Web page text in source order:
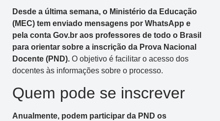
Desde a última semana, o Ministério da Educação
(MEC) tem enviado mensagens por WhatsApp e
pela conta Gov.br aos professores de todo o Brasil
para orientar sobre a inscrição da Prova Nacional
Docente (PND). O objetivo é facilitar o acesso dos
docentes às informações sobre o processo.
Quem pode se inscrever
Anualmente, podem participar da PND os